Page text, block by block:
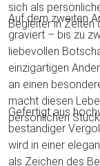
sich als
Begleiter in Zeiten
Auf dem zweiten
graviert – bis zu
liebevollen
einzigartigen
an einen
macht diesen
persönlichen
Gefertigt aus
beständiger
wird in einer
als Zeichen des